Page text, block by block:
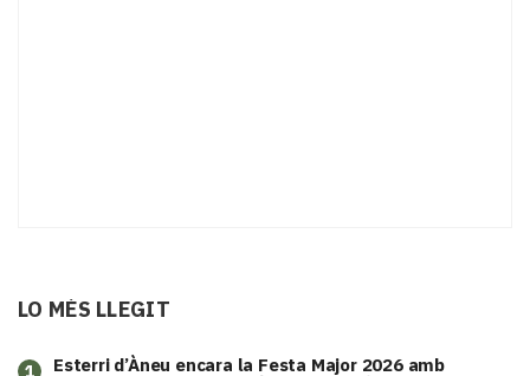
LO MÉS LLEGIT
1
Esterri d’Àneu encara la Festa Major 2026 amb